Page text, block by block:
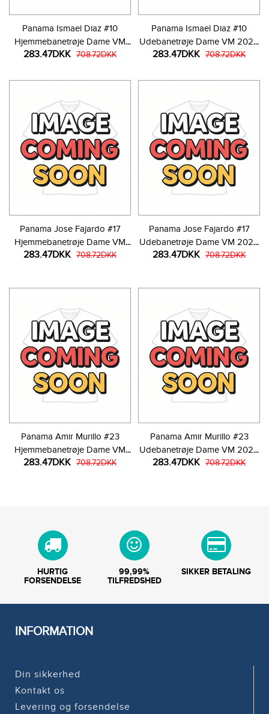
Panama Ismael Diaz #10
Hjemmebanetrøje Dame VM
2026 Kortærmet
283.47DKK 708.72DKK
Panama Ismael Diaz #10
Udebanetrøje Dame VM 2026
Kortærmet
283.47DKK 708.72DKK
Panama Jose Fajardo #17
Hjemmebanetrøje Dame VM
2026 Kortærmet
283.47DKK 708.72DKK
Panama Jose Fajardo #17
Udebanetrøje Dame VM 2026
Kortærmet
283.47DKK 708.72DKK
Panama Amir Murillo #23
Hjemmebanetrøje Dame VM
2026 Kortærmet
283.47DKK 708.72DKK
Panama Amir Murillo #23
Udebanetrøje Dame VM 2026
Kortærmet
283.47DKK 708.72DKK
HURTIG
FORSENDELSE
99,99%
TILFREDSHED
SIKKER BETALING
INFORMATION
Din sikkerhed
Kontakt os
Levering og forsendelse